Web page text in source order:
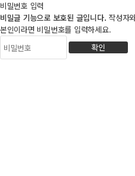
비밀번호 입력
비밀글 기능으로 보호된 글입니다. 작성자
본인이라면 비밀번호를 입력하세요.